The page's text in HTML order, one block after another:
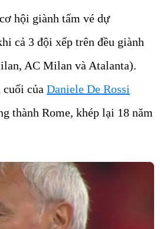
hội giành tấm vé dự
cả 3 đội xếp trên đều giành
AC Milan và Atalanta).
của Daniele De Rossi
thành Rome, khép lại 18 năm